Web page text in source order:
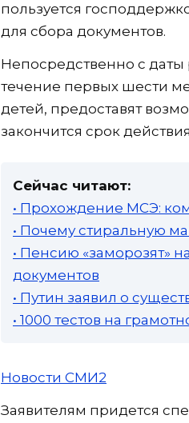
пользуется
для сбора документов.
Непосредственно с
течение первых шести
детей, предоставят
закончится срок
Сейчас читают:
• Прохождение МСЭ:
• Почему стиральную
• Пенсию «заморозят»
документов
• Путин заявил о
• 1000 тестов на
Новости СМИ2
Заявителям придется